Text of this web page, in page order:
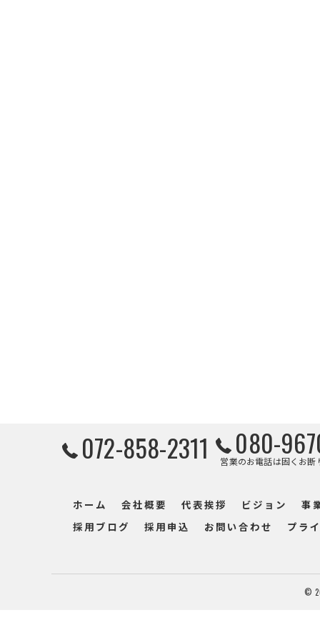
072-858-2311 080-
営業のお電話は固くお断
ホーム 会社概要 代表挨拶 ビジョン 事
採用ブログ
採用申込 お問い合わせ プラ
©